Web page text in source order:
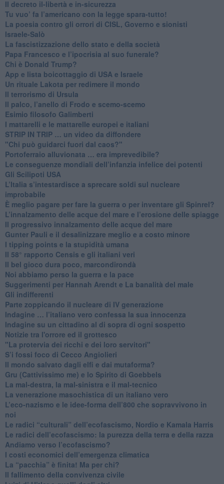
Il decreto il-libertà e in-sicurezza
Tu vuo’ fa l’americano con la legge spara-tutto!
La poesia contro gli orrori di CISL, Governo e sionisti
Israele-Salò
​La fascistizzazione dello stato e della società
Papa Francesco e l’ipocrisia al suo funerale?
​Chi è Donald Trump?
App e lista boicottaggio di USA e Israele
​Un rituale Lakota per redimere il mondo
Il terrorismo di Ursula
​Il palco, l’anello di Frodo e scemo-scemo
Esimio filosofo Galimberti
​I mattarelli e le mattarelle europei e italiani
​STRIP IN TRIP … un video da diffondere
"Chi può guidarci fuori dal caos?"
​Portoferraio alluvionata … era imprevedibile?
Le conseguenze mondiali dell’infanzia infelice dei potenti
​Gli Scilipoti USA
L’Italia s’intestardisce a sprecare soldi sul nucleare
improbabile
È meglio pagare per fare la guerra o per inventare gli Spinrel?
​L’innalzamento delle acque del mare e l’erosione delle spiagge
​Il progressivo innalzamento delle acque del mare
​Gunter Pauli e il desalinizzare meglio e a costo minore
I tipping points e la stupidità umana
​Il 58° rapporto Censis e gli italiani veri
​Il bel gioco dura poco, marcondirondà
Noi abbiamo perso la guerra e la pace
Suggerimenti per Hannah Arendt e La banalità del male
​Gli indifferenti
Parte zoppicando il nucleare di IV generazione
​Indagine … l’italiano vero confessa la sua innocenza
Indagine su un cittadino al di sopra di ogni sospetto
Notizie tra l'orrore ed il grottesco
"La protervia dei ricchi e dei loro servitori"
S’i fossi foco di Cecco Angiolieri
​Il mondo salvato dagli elfi e dai mutaforma?
Gru (Cattivissimo me) e lo Spirito di Goebbels
​La mal-destra, la mal-sinistra e il mal-tecnico
​La venerazione masochistica di un italiano vero
​L’eco-nazismo e le idee-forma dell’800 che sopravvivono in
noi
​Le radici “culturali” dell’ecofascismo, Nordio e Kamala Harris
Le radici dell’ecofascismo: la purezza della terra e della razza
Andiamo verso l’ecofascismo?
I costi economici dell’emergenza climatica
​La “pacchia” è finita! Ma per chi?
​Il fallimento della convivenza civile